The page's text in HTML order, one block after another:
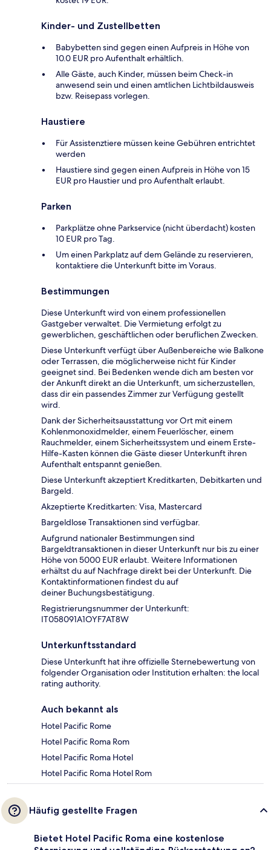
Kinder- und Zustellbetten
Babybetten sind gegen einen Aufpreis in Höhe von
10.0 EUR pro Aufenthalt erhältlich.
Alle Gäste, auch Kinder, müssen beim Check-in
anwesend sein und einen amtlichen Lichtbildausweis
bzw. Reisepass vorlegen.
Haustiere
Für Assistenztiere müssen keine Gebühren entrichtet
werden
Haustiere sind gegen einen Aufpreis in Höhe von 15
EUR pro Haustier und pro Aufenthalt erlaubt.
Parken
Parkplätze ohne Parkservice (nicht überdacht) kosten
10 EUR pro Tag.
Um einen Parkplatz auf dem Gelände zu reservieren,
kontaktiere die Unterkunft bitte im Voraus.
Bestimmungen
Diese Unterkunft wird von einem professionellen
Gastgeber verwaltet. Die Vermietung erfolgt zu
gewerblichen, geschäftlichen oder beruflichen Zwecken.
Diese Unterkunft verfügt über Außenbereiche wie Balkone
oder Terrassen, die möglicherweise nicht für Kinder
geeignet sind. Bei Bedenken wende dich am besten vor
der Ankunft direkt an die Unterkunft, um sicherzustellen,
dass dir ein passendes Zimmer zur Verfügung gestellt
wird.
Dank der Sicherheitsausstattung vor Ort mit einem
Kohlenmonoxidmelder, einem Feuerlöscher, einem
Rauchmelder, einem Sicherheitssystem und einem Erste-
Hilfe-Kasten können die Gäste dieser Unterkunft ihren
Aufenthalt entspannt genießen.
Diese Unterkunft akzeptiert Kreditkarten, Debitkarten und
Bargeld.
Akzeptierte Kreditkarten: Visa, Mastercard
Bargeldlose Transaktionen sind verfügbar.
Aufgrund nationaler Bestimmungen sind
Bargeldtransaktionen in dieser Unterkunft nur bis zu einer
Höhe von 5000 EUR erlaubt. Weitere Informationen
erhältst du auf Nachfrage direkt bei der Unterkunft. Die
Kontaktinformationen findest du auf
deiner Buchungsbestätigung.
Registrierungsnummer der Unterkunft:
IT058091A1OYF7AT8W
Unterkunftsstandard
Diese Unterkunft hat ihre offizielle Sternebewertung von
folgender Organisation oder Institution erhalten: the local
rating authority.
Auch bekannt als
Hotel Pacific Rome
Hotel Pacific Roma Rom
Hotel Pacific Roma Hotel
Hotel Pacific Roma Hotel Rom
Häufig gestellte Fragen
Bietet Hotel Pacific Roma eine kostenlose